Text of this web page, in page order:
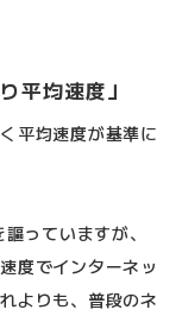
平均速度」
平均速度が基準に
っていますが、
度でインターネッ
よりも、普段のネ